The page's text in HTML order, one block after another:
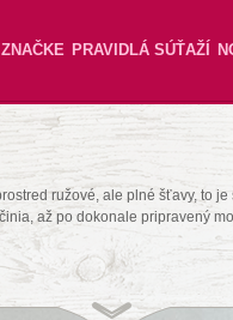
PRAVIDLÁ SÚŤAŽÍ
ružové, ale plné šťavy, to
až po dokonale pripravený